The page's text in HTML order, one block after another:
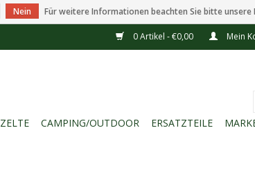
0 Artikel - €0,00 Mein
ZELTE CAMPING/OUTDOOR ERSATZTEILE
Nein Für weitere Informationen beachten Sie bitte